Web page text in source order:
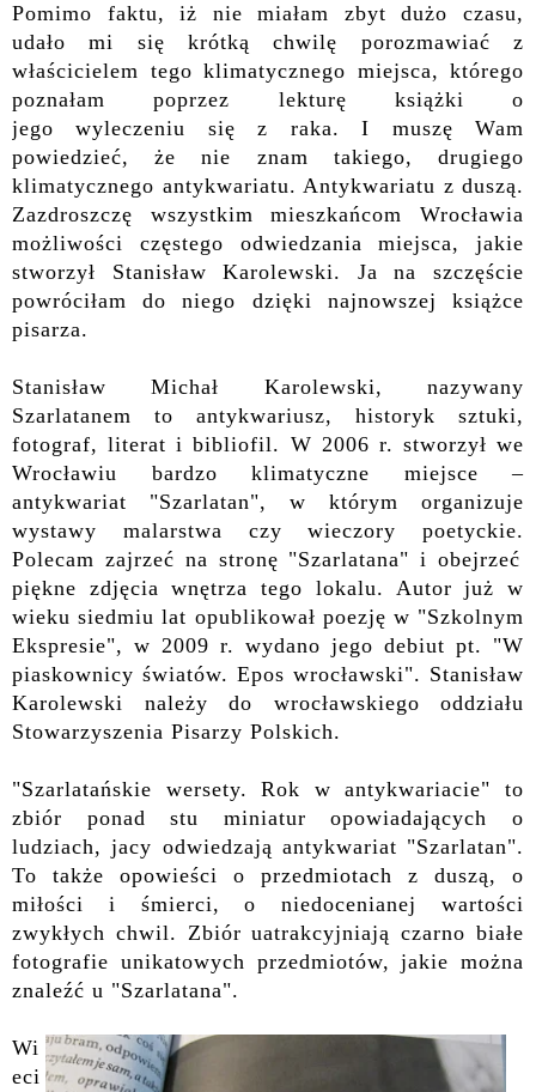
Pomimo faktu, iż nie miałam zbyt dużo czasu,
udało mi się krótką chwilę porozmawiać z
właścicielem tego klimatycznego miejsca, którego
poznałam poprzez lekturę książki o
jegowyleczeniu się z raka. I muszę Wam
powiedzieć, żenie znam takiego, drugiego
klimatycznego antykwariatu. Antykwariatu z duszą.
Zazdroszczę wszystkim mieszkańcom Wrocławia
możliwości częstego odwiedzania miejsca, jakie
stworzył Stanisław Karolewski. Ja na szczęście
powróciłam do niego dzięki najnowszej książce
pisarza.
Stanisław Michał Karolewski, nazywany
Szarlatanem to antykwariusz, historyk sztuki,
fotograf, literat i bibliofil. W 2006 r. stworzył we
Wrocławiu bardzo klimatyczne miejsce –
antykwariat "Szarlatan", w którym organizuje
wystawy malarstwa czy wieczory poetyckie.
Polecam zajrzeć na stronę "Szarlatana" i obejrzeć
piękne zdjęcia wnętrza tego lokalu. Autor już w
wieku siedmiu lat opublikował poezję w "Szkolnym
Ekspresie", w 2009 r. wydano jego debiut pt. "W
piaskownicy światów. Epos wrocławski". Stanisław
Karolewski należy do wrocławskiego oddziału
Stowarzyszenia Pisarzy Polskich.
"Szarlatańskie wersety. Rok w antykwariacie" to
zbiór ponad stu miniatur opowiadających o
ludziach, jacy odwiedzają antykwariat "Szarlatan".
To także opowieści o przedmiotach z duszą, o
miłości i śmierci, o niedocenianej wartości
zwykłych chwil. Zbiór uatrakcyjniajączarno białe
fotografie unikatowych przedmiotów, jakie można
znaleźć u "Szarlatana".
Wi
eci